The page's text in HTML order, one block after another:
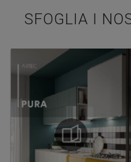
SFOGLIA I